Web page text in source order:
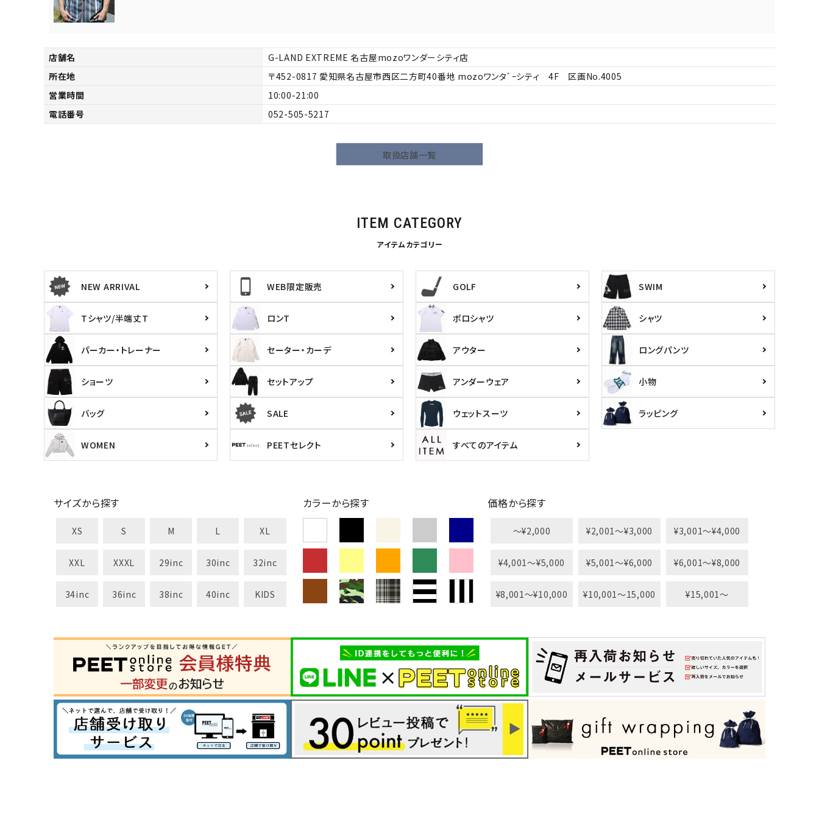
サイズ
カラー
店舗名
G-LAND EXTREME 名古屋mozoワンダーシティ店
所在地
452-0817 愛知県名古屋市西区二方町40番地 mozoワンタﾞｰシティ 4F 区画No.4005
営業時間
10:00-21:00
電話番号
052-505-5217
取扱店舗一覧
ITEM CATEGORY
アイテムカテゴリー
NEW ARRIVAL WEB限定販売 GOLF SWIM
Tシャツ/半端丈T ロンT ポロシャツ シャツ
パーカー・トレーナー セーター・カーデ アウター ロングパンツ
ショーツ セットアップ アンダーウェア 小物
バッグ SALE ウェットスーツ ラッピング
WOMEN PEETセレクト すべてのアイテム
サイズから探す
XS S M L XL
XXL XXXL 29inc 30inc 32inc
34inc 36inc 38inc 40inc KIDS
カラーから探す 価格から探す
〜¥2,000 ¥2,001〜¥3,000 ¥3,001〜¥4,000
¥4,001〜¥5,000 ¥5,001〜¥6,000 ¥6,001〜¥8,000
¥8,001〜¥10,000 ¥10,001〜15,000 ¥15,001〜